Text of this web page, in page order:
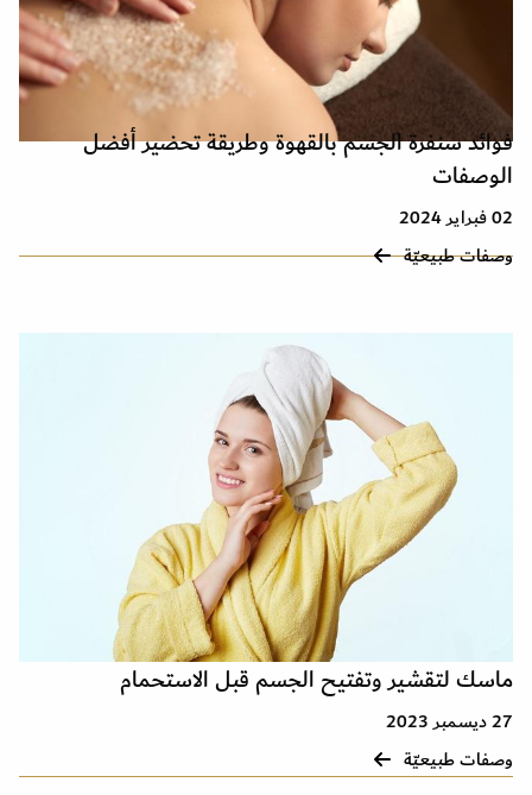
فوائد سنفرة الجسم بالقهوة وطريقة تحضير أفضل
الوصفات
02 فبراير 2024
وصفات طبيعيّة
ماسك لتقشير وتفتيح الجسم قبل الاستحمام
27 ديسمبر 2023
وصفات طبيعيّة